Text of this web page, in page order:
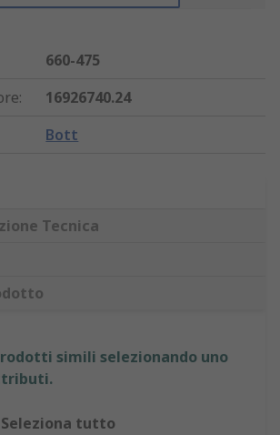
660-475
:
16926740.24
Bott
Tecnica
simili selezionando uno
Seleziona tutto